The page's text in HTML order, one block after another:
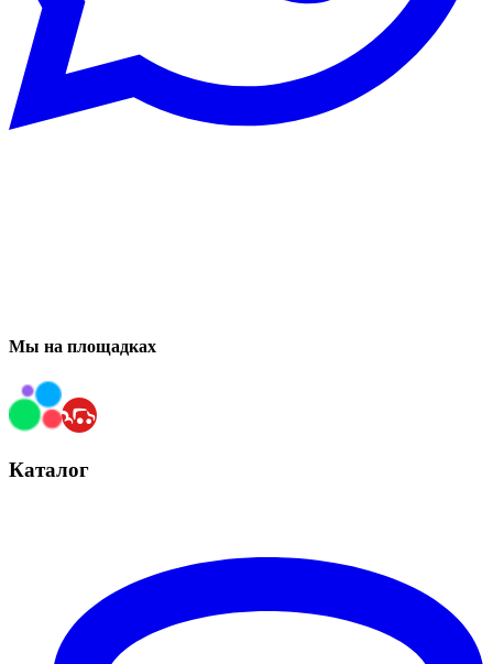
Мы на площадках
Каталог